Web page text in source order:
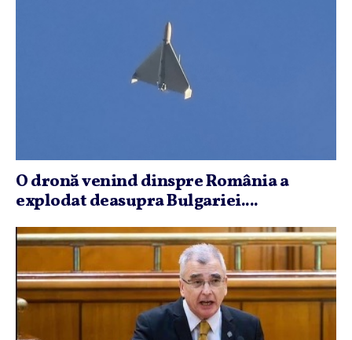
O dronă venind dinspre România a
explodat deasupra Bulgariei....